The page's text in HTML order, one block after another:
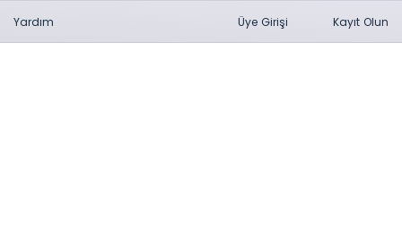
Yardım Üye Girişi Kayıt Olun